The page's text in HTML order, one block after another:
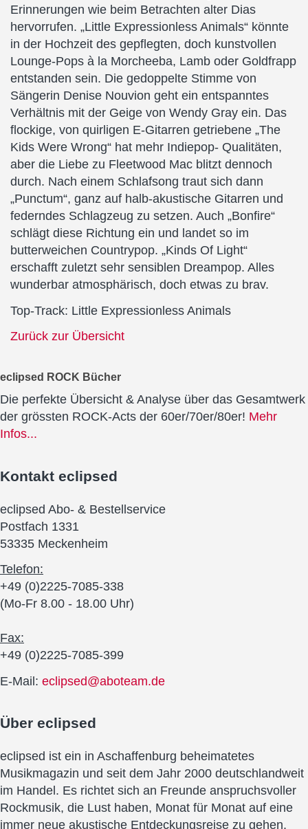
Erinnerungen wie beim Betrachten alter Dias
hervorrufen. „Little Expressionless Animals“ könnte
in der Hochzeit des gepflegten, doch kunstvollen
Lounge-Pops à la Morcheeba, Lamb oder Goldfrapp
entstanden sein. Die gedoppelte Stimme von
Sängerin Denise Nouvion geht ein entspanntes
Verhältnis mit der Geige von Wendy Gray ein. Das
flockige, von quirligen E-Gitarren getriebene „The
Kids Were Wrong“ hat mehr Indiepop- Qualitäten,
aber die Liebe zu Fleetwood Mac blitzt dennoch
durch. Nach einem Schlafsong traut sich dann
„Punctum“, ganz auf halb-akustische Gitarren und
federndes Schlagzeug zu setzen. Auch „Bonfire“
schlägt diese Richtung ein und landet so im
butterweichen Countrypop. „Kinds Of Light“
erschafft zuletzt sehr sensiblen Dreampop. Alles
wunderbar atmosphärisch, doch etwas zu brav.
Top-Track: Little Expressionless Animals
Zurück zur Übersicht
eclipsed ROCK Bücher
Die perfekte Übersicht & Analyse über das Gesamtwerk
der grössten ROCK-Acts der 60er/70er/80er! Mehr
Infos...
Kontakt eclipsed
eclipsed Abo- & Bestellservice
Postfach 1331
53335 Meckenheim
Telefon:
+49 (0)2225-7085-338
(Mo-Fr 8.00 - 18.00 Uhr)
Fax:
+49 (0)2225-7085-399
E-Mail: eclipsed@aboteam.de
Über eclipsed
eclipsed ist ein in Aschaffenburg beheimatetes
Musikmagazin und seit dem Jahr 2000 deutschlandweit
im Handel. Es richtet sich an Freunde anspruchsvoller
Rockmusik, die Lust haben, Monat für Monat auf eine
immer neue akustische Entdeckungsreise zu gehen.